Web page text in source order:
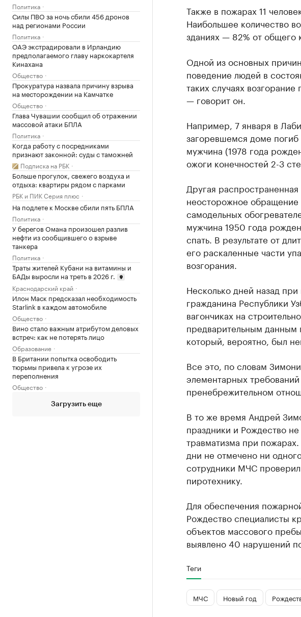
Политика
Силы ПВО за ночь сбили 456 дронов
над регионами России
Политика
ОАЭ экстрадировали в Ирландию
предполагаемого главу наркокартеля
Кинахана
Общество
Прокуратура назвала причину взрыва
на месторождении на Камчатке
Общество
Глава Чувашии сообщил об отражении
массовой атаки БПЛА
Политика
Когда работу с посредниками
признают законной: суды с таможней
Подписка на РБК
Больше прогулок, свежего воздуха и
отдыха: квартиры рядом с парками
РБК и ПИК Серия плюс
На подлете к Москве сбили пять БПЛА
Политика
У берегов Омана произошел разлив
нефти из сообщившего о взрыве
танкера
Политика
Траты жителей Кубани на витамины и
БАДы выросли на треть в 2026 г.
Краснодарский край
Илон Маск предсказал необходимость
Starlink в каждом автомобиле
Общество
Вино стало важным атрибутом деловых
встреч: как не потерять лицо
Образование
В Британии попытка освободить
тюрьмы привела к угрозе их
переполнения
Общество
Загрузить еще
Также в пожарах 11
Наибольшее количество
зданиях — 82% от общего
Одной из основных
поведение людей в
таких случаях
— говорит он.
Например, 7 января в
загоревшемся доме
мужчина (1978 года
ожоги конечностей 2-3
Другая
неосторожное обращение
самодельных
мужчина 1950 года
спать. В результате от
его раскаленные части
возгорания.
Несколько дней назад
гражданина Республики
вагончиках на
предварительным данным
который, вероятно, был
Все это, по словам
элементарных
пренебрежительном
В то же время Андрей
праздники и Рождество
травматизма при
дни не отмечено ни
сотрудники МЧС
пиротехнику.
Для обеспечения
Рождество специалисты
объектов массового
выявлено 40 нарушений
Теги
МЧС Новый год